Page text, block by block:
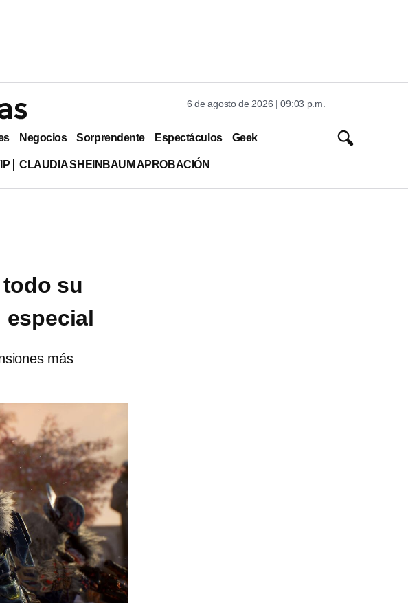
6 de agosto de 2026 | 09:03 p.m.
Negocios Sorprendente Espectáculos Geek
CLAUDIA SHEINBAUM APROBACIÓN
todo su
más